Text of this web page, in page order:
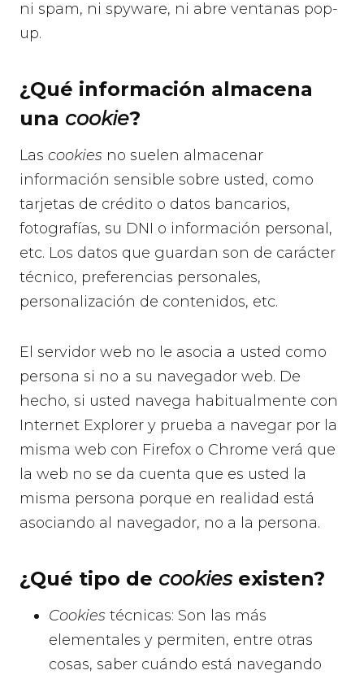
ni spam, ni spyware, ni abre ventanas pop-
up.
¿Qué información almacena
una cookie?
Las cookies no suelen almacenar
información sensible sobre usted, como
tarjetas de crédito o datos bancarios,
fotografías, su DNI o información personal,
etc. Los datos que guardan son de carácter
técnico, preferencias personales,
personalización de contenidos, etc.
El servidor web no le asocia a usted como
persona si no a su navegador web. De
hecho, si usted navega habitualmente con
Internet Explorer y prueba a navegar por la
misma web con Firefox o Chrome verá que
la web no se da cuenta que es usted la
misma persona porque en realidad está
asociando al navegador, no a la persona.
¿Qué tipo de cookiesexisten?
Cookies técnicas: Son las más
elementales y permiten, entre otras
cosas, saber cuándo está navegando